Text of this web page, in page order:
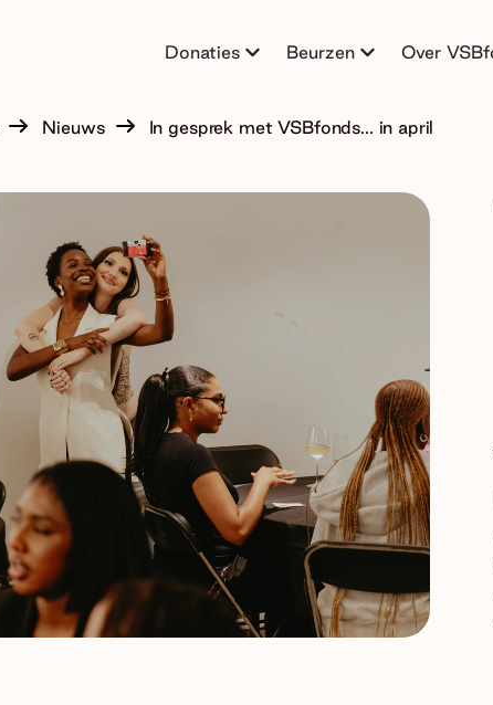
Donaties Beurzen Over
Nieuws In gesprek met VSBfonds... in april